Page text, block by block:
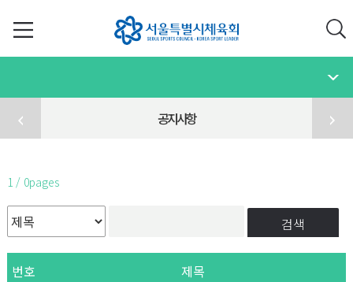
공지사항
1 / 0pages
검색
번호 제목